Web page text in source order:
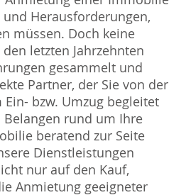
Herausforderungen,
müssen. Doch keine
letzten Jahrzehnten
gesammelt und
Partner, der Sie von der
bzw. Umzug begleitet
rund um Ihre
beratend zur Seite
Dienstleistungen
nur auf den Kauf,
Anmietung geeigneter